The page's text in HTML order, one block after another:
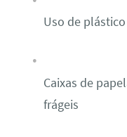
Uso de
Caixas de
frágeis